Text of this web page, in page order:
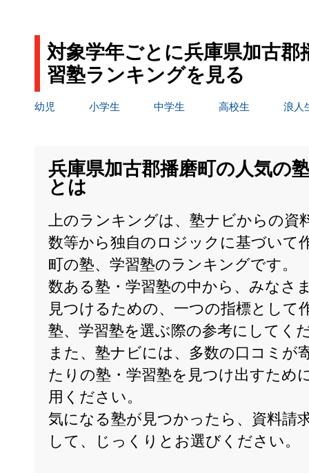
対象学年ごとに兵庫県加古郡
習塾ランキングを見る
幼児 小学生 中学生 高校生 浪人
兵庫県加古郡播磨町の人気の
とは
上のランキングは、塾ナビからの資
数等から独自のロジックに基づいて
町の塾、学習塾のランキングです。
数ある塾・学習塾の中から、みなさ
見つけるための、一つの指標として
塾、学習塾を選ぶ際の参考にしてく
また、塾ナビには、多数の口コミが
たりの塾・学習塾を見つけ出すため
用ください。
気になる塾が見つかったら、資料請
して、じっくりとお選びください。